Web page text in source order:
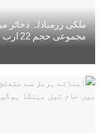
مجموعی حجم 22 ارب 47 کروڑ ڈالر تک پہنچ گیا